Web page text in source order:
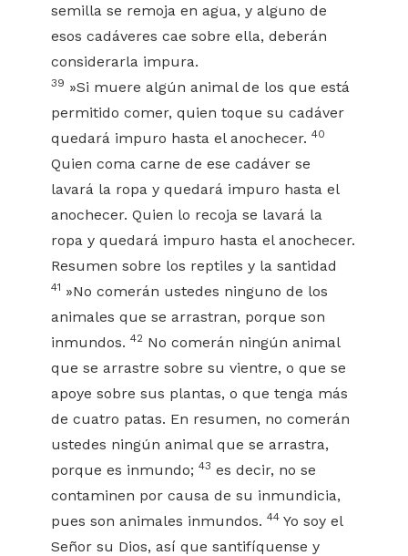
semilla se remoja en agua, y alguno de
esos cadáveres cae sobre ella, deberán
considerarla impura.
39 »Si muere algún animal de los que está
permitido comer, quien toque su cadáver
quedará impuro hasta el anochecer. 40
Quien coma carne de ese cadáver se
lavará la ropa y quedará impuro hasta el
anochecer. Quien lo recoja se lavará la
ropa y quedará impuro hasta el anochecer.
Resumen sobre los reptiles y la santidad
41 »No comerán ustedes ninguno de los
animales que se arrastran, porque son
inmundos. 42 No comerán ningún animal
que se arrastre sobre su vientre, o que se
apoye sobre sus plantas, o que tenga más
de cuatro patas. En resumen, no comerán
ustedes ningún animal que se arrastra,
porque es inmundo; 43 es decir, no se
contaminen por causa de su inmundicia,
pues son animales inmundos. 44 Yo soy el
Señor su Dios, así que santifíquense y